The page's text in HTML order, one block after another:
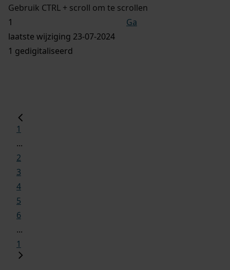
Gebruik CTRL + scroll om te scrollen
Ga
laatste wijziging 23-07-2024
1 gedigitaliseerd
1
...
2
3
4
5
6
...
1